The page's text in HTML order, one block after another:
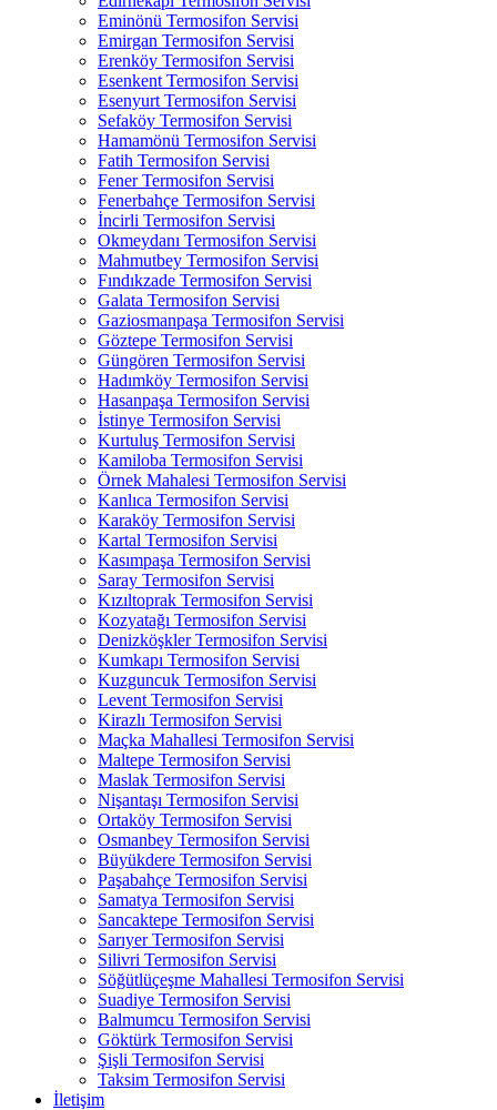
Eminönü Termosifon Servisi
Emirgan Termosifon Servisi
Erenköy Termosifon Servisi
Esenkent Termosifon Servisi
Esenyurt Termosifon Servisi
Sefaköy Termosifon Servisi
Hamamönü Termosifon Servisi
Fatih Termosifon Servisi
Fener Termosifon Servisi
Fenerbahçe Termosifon Servisi
İncirli Termosifon Servisi
Okmeydanı Termosifon Servisi
Mahmutbey Termosifon Servisi
Fındıkzade Termosifon Servisi
Galata Termosifon Servisi
Gaziosmanpaşa Termosifon Servisi
Göztepe Termosifon Servisi
Güngören Termosifon Servisi
Hadımköy Termosifon Servisi
Hasanpaşa Termosifon Servisi
İstinye Termosifon Servisi
Kurtuluş Termosifon Servisi
Kamiloba Termosifon Servisi
Örnek Mahalesi Termosifon Servisi
Kanlıca Termosifon Servisi
Karaköy Termosifon Servisi
Kartal Termosifon Servisi
Kasımpaşa Termosifon Servisi
Saray Termosifon Servisi
Kızıltoprak Termosifon Servisi
Kozyatağı Termosifon Servisi
Denizköşkler Termosifon Servisi
Kumkapı Termosifon Servisi
Kuzguncuk Termosifon Servisi
Levent Termosifon Servisi
Kirazlı Termosifon Servisi
Maçka Mahallesi Termosifon Servisi
Maltepe Termosifon Servisi
Maslak Termosifon Servisi
Nişantaşı Termosifon Servisi
Ortaköy Termosifon Servisi
Osmanbey Termosifon Servisi
Büyükdere Termosifon Servisi
Paşabahçe Termosifon Servisi
Samatya Termosifon Servisi
Sancaktepe Termosifon Servisi
Sarıyer Termosifon Servisi
Silivri Termosifon Servisi
Söğütlüçeşme Mahallesi Termosifon Servisi
Suadiye Termosifon Servisi
Balmumcu Termosifon Servisi
Göktürk Termosifon Servisi
Şişli Termosifon Servisi
Taksim Termosifon Servisi
İletişim